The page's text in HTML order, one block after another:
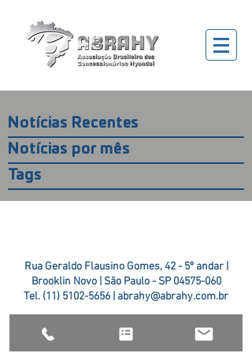
Notícias Recentes
Notícias por mês
Tags
Rua Geraldo Flausino Gomes, 42 - 5º andar |
Brooklin Novo | São Paulo - SP 04575-060
Tel. (11) 5102-5656 abrahy@abrahy.com.br
©2018 ABRAHY. criado pela TR2 Art + Design